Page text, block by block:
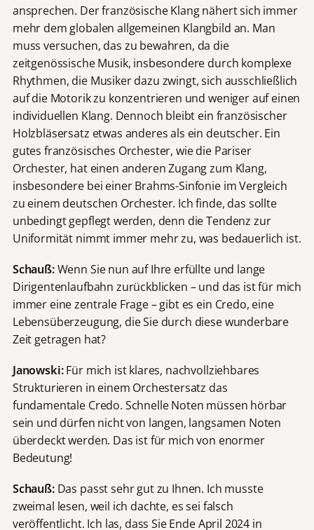
ansprechen. Der französische Klang nähert sich immer
mehr dem globalen allgemeinen Klangbild an. Man
muss versuchen, das zu bewahren, da die
zeitgenössische Musik, insbesondere durch komplexe
Rhythmen, die Musiker dazu zwingt, sich ausschließlich
auf die Motorik zu konzentrieren und weniger auf einen
individuellen Klang. Dennoch bleibt ein französischer
Holzbläsersatz etwas anderes als ein deutscher. Ein
gutes französisches Orchester, wie die Pariser
Orchester, hat einen anderen Zugang zum Klang,
insbesondere bei einer Brahms-Sinfonie im Vergleich
zu einem deutschen Orchester. Ich finde, das sollte
unbedingt gepflegt werden, denn die Tendenz zur
Uniformität nimmt immer mehr zu, was bedauerlich ist.
Schauß:Wenn Sie nun auf Ihre erfüllte und lange
Dirigentenlaufbahn zurückblicken – und das ist für mich
immer eine zentrale Frage – gibt es ein Credo, eine
Lebensüberzeugung, die Sie durch diese wunderbare
Zeit getragen hat?
Janowski:Für mich ist klares, nachvollziehbares
Strukturieren in einem Orchestersatz das
fundamentale Credo. Schnelle Noten müssen hörbar
sein und dürfen nicht von langen, langsamen Noten
überdeckt werden. Das ist für mich von enormer
Bedeutung!
Schauß:Das passt sehr gut zu Ihnen. Ich musste
zweimal lesen, weil ich dachte, es sei falsch
veröffentlicht. Ich las, dass Sie Ende April 2024 in